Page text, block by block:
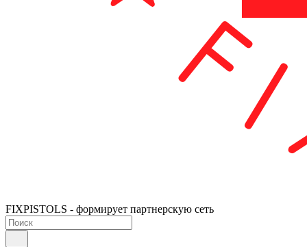
FIXPISTOLS - формирует партнерскую сеть